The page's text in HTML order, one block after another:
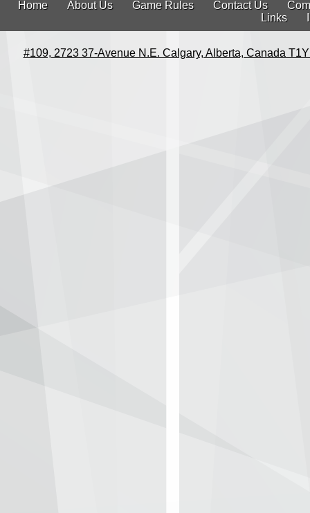
Home About Us Game Rules Contact Us
Links
#109, 2723 37-Avenue N.E. Calgary, Alberta, Canada